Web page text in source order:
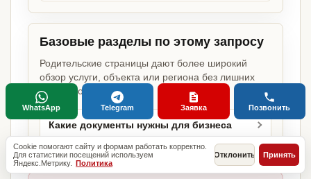
Базовые разделы по этому запросу
Родительские страницы дают более широкий
обзор услуги, объекта или региона без лишних
переходов.
Какие документы нужны для бизнеса
Cookie помогают сайту и формам работать корректно.
Для статистики посещений используем
Яндекс.Метрику. Политика
Отклонить Принять
WhatsApp Telegram Заявка Позвонить